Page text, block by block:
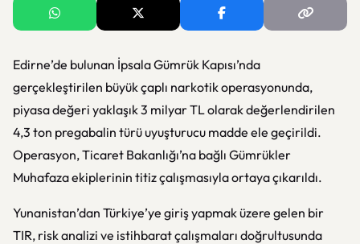
Edirne’de bulunan İpsala Gümrük Kapısı’nda
gerçekleştirilen büyük çaplı narkotik operasyonunda,
piyasa değeri yaklaşık 3 milyar TL olarak değerlendirilen
4,3 ton pregabalin türü uyuşturucu madde ele geçirildi.
Operasyon, Ticaret Bakanlığı’na bağlı Gümrükler
Muhafaza ekiplerinin titiz çalışmasıyla ortaya çıkarıldı.
Yunanistan’dan Türkiye’ye giriş yapmak üzere gelen bir
TIR, risk analizi ve istihbarat çalışmaları doğrultusunda